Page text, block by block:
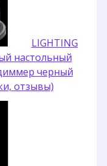
LIGHTING
настольный
черный
отзывы)